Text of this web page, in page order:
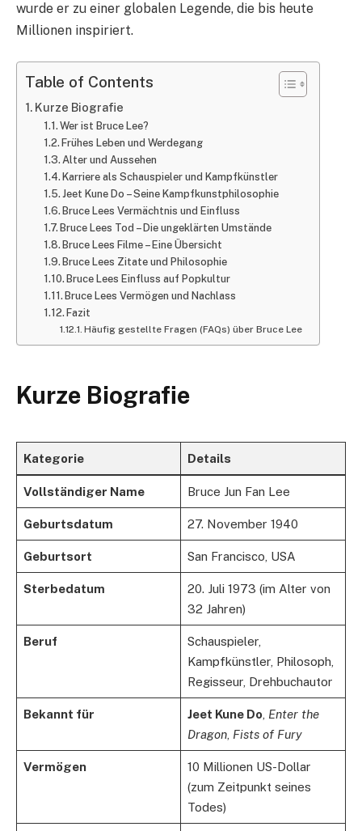
wurde er zu einer globalen Legende, die bis heute
Millionen inspiriert.
Table of Contents
Kurze Biografie
Wer ist Bruce Lee?
Frühes Leben und Werdegang
Alter und Aussehen
Karriere als Schauspieler und Kampfkünstler
Jeet Kune Do – Seine Kampfkunstphilosophie
Bruce Lees Vermächtnis und Einfluss
Bruce Lees Tod – Die ungeklärten Umstände
Bruce Lees Filme – Eine Übersicht
Bruce Lees Zitate und Philosophie
Bruce Lees Einfluss auf Popkultur
Bruce Lees Vermögen und Nachlass
Fazit
Häufig gestellte Fragen (FAQs) über Bruce Lee
Kurze Biografie
Kategorie Details
Vollständiger Name Bruce Jun Fan Lee
Geburtsdatum 27. November 1940
Geburtsort San Francisco, USA
Sterbedatum
20. Juli 1973 (im Alter von
32 Jahren)
Beruf
Schauspieler,
Kampfkünstler, Philosoph,
Regisseur, Drehbuchautor
Bekannt für Jeet Kune Do Enter the
Dragon, Fists of Fury
Vermögen
10 Millionen US-Dollar
(zum Zeitpunkt seines
Todes)